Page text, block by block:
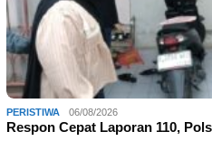
PERISTIWA 06/08/2026
Respon Cepat Laporan 110,